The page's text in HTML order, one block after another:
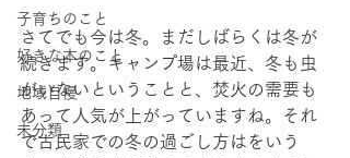
子育ちのこと
好きな本のこと
地域自慢
未分類
さてでも今は冬。まだしばらくは冬が
続きます。キャンプ場は最近、冬も虫
がいないということと、焚火の需要も
あって人気が上がっていますね。それ
で古民家での冬の過ごし方はをいう